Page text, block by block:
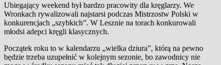
Ubiegający weekend był bardzo pracowity dla kręglarzy. We
Wronkach rywalizowali najstarsi podczas Mistrzostw Polski w
konkurencjach „szybkich”. W Lesznie na torach konkurowali
młodsi adepci kręgli klasycznych.
Początek roku to w kalendarzu „wielka dziura”, którą na pewno
będzie trzeba uzupełnić w kolejnym sezonie, bo zawodnicy nie